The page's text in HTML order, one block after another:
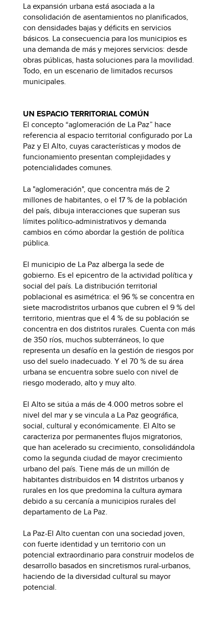
La expansión urbana está asociada a la
consolidación de asentamientos no planificados,
con densidades bajas y déficits en servicios
básicos. La consecuencia para los municipios es
una demanda de más y mejores servicios: desde
obras públicas, hasta soluciones para la movilidad.
Todo, en un escenario de limitados recursos
municipales.
UN ESPACIO TERRITORIAL COMÚN
El concepto “aglomeración de La Paz” hace
referencia al espacio territorial configurado por La
Paz y El Alto, cuyas características y modos de
funcionamiento presentan complejidades y
potencialidades comunes.
La "aglomeración", que concentra más de 2
millones de habitantes, o el 17 % de la población
del país, dibuja interacciones que superan sus
límites político-administrativos y demanda
cambios en cómo abordar la gestión de política
pública.
El municipio de La Paz alberga la sede de
gobierno. Es el epicentro de la actividad política y
social del país. La distribución territorial
poblacional es asimétrica: el 96 % se concentra en
siete macrodistritos urbanos que cubren el 9 % del
territorio, mientras que el 4 % de su población se
concentra en dos distritos rurales. Cuenta con más
de 350 ríos, muchos subterráneos, lo que
representa un desafío en la gestión de riesgos por
uso del suelo inadecuado. Y el 70 % de su área
urbana se encuentra sobre suelo con nivel de
riesgo moderado, alto y muy alto.
El Alto se sitúa a más de 4.000 metros sobre el
nivel del mar y se vincula a La Paz geográfica,
social, cultural y económicamente. El Alto se
caracteriza por permanentes flujos migratorios,
que han acelerado su crecimiento, consolidándola
como la segunda ciudad de mayor crecimiento
urbano del país. Tiene más de un millón de
habitantes distribuidos en 14 distritos urbanos y
rurales en los que predomina la cultura aymara
debido a su cercanía a municipios rurales del
departamento de La Paz.
La Paz-El Alto cuentan con una sociedad joven,
con fuerte identidad y un territorio con un
potencial extraordinario para construir modelos de
desarrollo basados en sincretismos rural-urbanos,
haciendo de la diversidad cultural su mayor
potencial.